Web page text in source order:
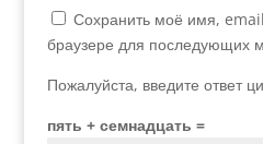
Сохранить моё имя,
браузере для последующих
Пожалуйста, введите ответ
пять + семнадцать =